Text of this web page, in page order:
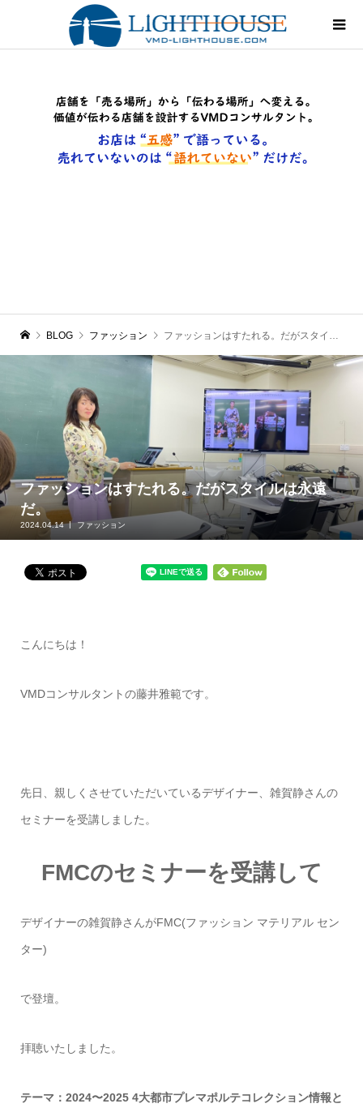
BLOG ファッション ファッションはすたれる。だがスタイルは永遠だ。
ファッションはすたれる。だがスタイルは永遠
だ。
2024.04.14 ファッション
こんにちは！
VMDコンサルタントの藤井雅範です。
先日、親しくさせていただいているデザイナー、雑賀静さんの
セミナーを受講しました。
FMCのセミナーを受講して
デザイナーの雑賀静さんがFMC(ファッション マテリアル セン
ター)
で登壇。
拝聴いたしました。
テーマ：2024〜2025 4大都市プレマポルテコレクション情報と